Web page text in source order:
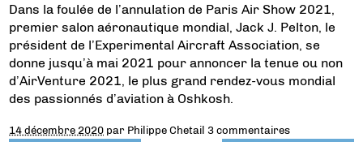
Dans la foulée de l’annulation de Paris Air Show 2021,
premier salon aéronautique mondial, Jack J. Pelton, le
président de l’Experimental Aircraft Association, se
donne jusqu’à mai 2021 pour annoncer la tenue ou non
d’AirVenture 2021, le plus grand rendez-vous mondial
des passionnés d’aviation à Oshkosh.
14 décembre 2020 par Philippe Chetail 3 commentaires